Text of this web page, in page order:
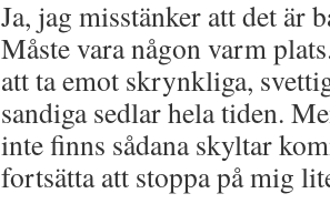
Ja, jag misstänker att det är
Måste vara någon varm
att ta emot skrynkliga,
sandiga sedlar hela tiden.
inte finns sådana skyltar
fortsätta att stoppa på mig